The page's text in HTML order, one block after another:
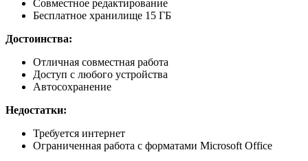
Совместное редактирование
Бесплатное хранилище 15 ГБ
Достоинства:
Отличная совместная работа
Доступ с любого устройства
Автосохранение
Недостатки:
Требуется интернет
Ограниченная работа с форматами Microsoft Office